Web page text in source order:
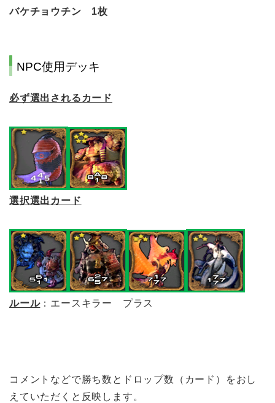
バケチョウチン 1枚
NPC使用デッキ
必ず選出されるカード
選択選出カード
ルール：エースキラー プラス
コメントなどで勝ち数とドロップ数（カード）をおし
えていただくと反映します。